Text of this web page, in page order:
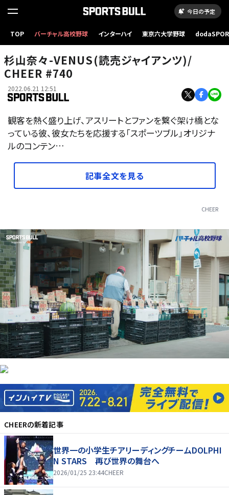
今日の予定
TOP バーチャル高校野球 インターハイ 東京六大学野球
杉山奈々-VENUS(読売ジャイアンツ)/
CHEER #740
2022.06.21 12:51
観客を熱く盛り上げ、アスリートとファンを繋ぐ架け橋とな
っている彼、彼女たちを応援する「スポーツブル」オリジナ
ルのコンテン…
記事全文を見る
CHEER
CHEERの新着記事
世界一の小学生チアリーディングチームDOLPHI
N STARS 再び世界の舞台へ
2026/01/25 23:44CHEER